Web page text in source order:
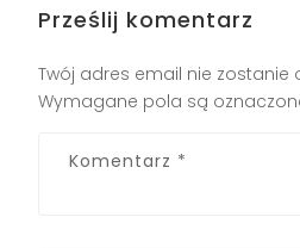
Prześlij komentarz
Twój adres email nie zostanie
Wymagane pola są